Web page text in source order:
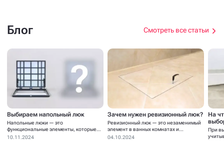
Блог Смотреть все статьи
Выбираем напольный люк
Напольные люки — это
функциональные элементы, которые
устанавливаются для...
10.11.2024
Зачем нужен ревизионный люк?
Ревизионный люк — это незаменимый
элемент в ванных комнатах и...
04.10.2024
На
При